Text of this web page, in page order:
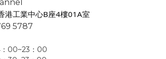
港工業中心B座4樓01A室
5787
：00~23：00